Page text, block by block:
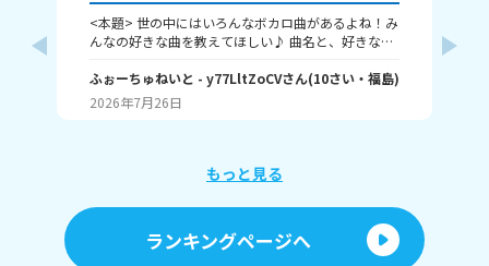
<本題> 世の中にはいろんなボカロ曲があるよね！み
んなの好きな曲を教えてほしい♪ 曲名と、好きなと
のんでねよう、ジェヘナ、クローバークラブ！(まだ
あるよ それじゃあ、ばいちゃ～
ふぉーちゅねいと - y77LltZoCVさん(10さい・ 福島)
2026年7月26日
もっと見る
ランキングページへ